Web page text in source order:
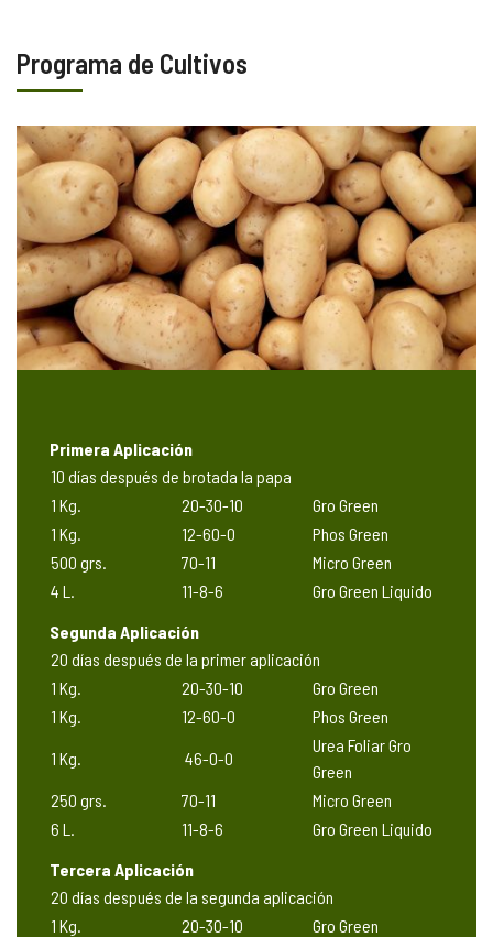
Programa de Cultivos
Primera Aplicación
10 días después de brotada la papa
1 Kg.
20-30-10
Gro Green
1 Kg.
12-60-0
Phos Green
500 grs.
70-11
Micro Green
4 L.
11-8-6
Gro Green Liquido
Segunda Aplicación
20 días después de la primer aplicación
1 Kg.
20-30-10
Gro Green
1 Kg.
12-60-0
Phos Green
1 Kg.
46-0-0
Urea Foliar Gro
Green
250 grs.
70-11
Micro Green
6 L.
11-8-6
Gro Green Liquido
Tercera Aplicación
20 días después de la segunda aplicación
1 Kg.
20-30-10
Gro Green